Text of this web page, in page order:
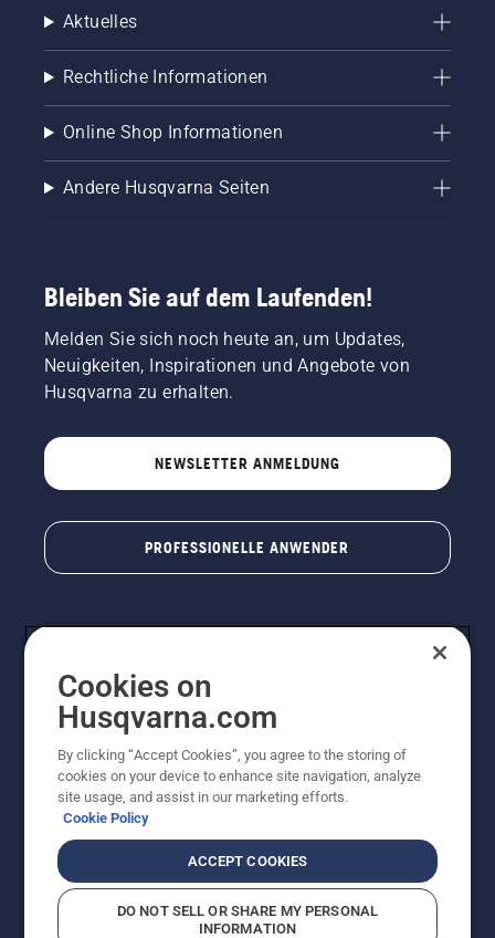
Aktuelles
Rechtliche Informationen
Online Shop Informationen
Andere Husqvarna Seiten
Bleiben Sie auf dem Laufenden!
Melden Sie sich noch heute an, um Updates,
Neuigkeiten, Inspirationen und Angebote von
Husqvarna zu erhalten.
NEWSLETTER ANMELDUNG
PROFESSIONELLE ANWENDER
© Husqvarna AB (publ). Alle Rechte vorbehalten. Bei
den Preisangaben handelt es sich um unverbindliche
Preisempfehlungen in Euro inkl. der gesetzlichen
Preisempfehlungen (inkl. MwSt), es sei denn sie sind für
den direkten Kauf verfügbar.
Cookie-RichtlinieNutzungsbedingungen Datenschutzerklärung
Vermutete Verstöße melden
Cookies on
Husqvarna.com
By clicking “Accept Cookies”, you agree to the storing of
cookies on your device to enhance site navigation, analyze
site usage, and assist in our marketing efforts.
Cookie Policy
ACCEPT COOKIES
DO NOT SELL OR SHARE MY PERSONAL
INFORMATION